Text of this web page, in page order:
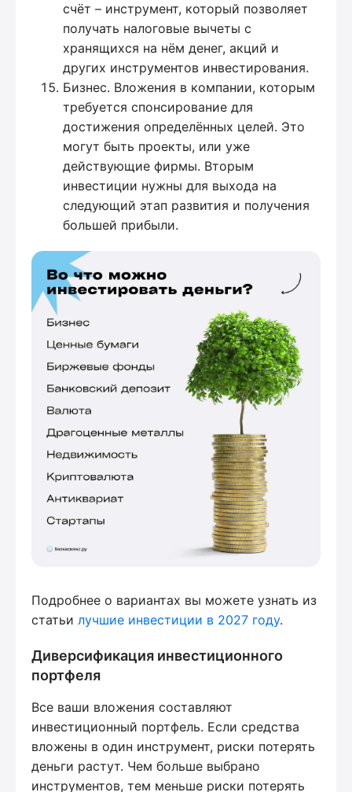
счёт – инструмент, который позволяет
получать налоговые вычеты с
хранящихся на нём денег, акций и
других инструментов инвестирования.
Бизнес. Вложения в компании, которым
требуется спонсирование для
достижения определённых целей. Это
могут быть проекты, или уже
действующие фирмы. Вторым
инвестиции нужны для выхода на
следующий этап развития и получения
большей прибыли.
Подробнее о вариантах вы можете узнать из
статьи лучшие инвестиции в 2027 году.
Диверсификация инвестиционного
портфеля
Все ваши вложения составляют
инвестиционный портфель. Если средства
вложены в один инструмент, риски потерять
деньги растут. Чем больше выбрано
инструментов, тем меньше риски потерять